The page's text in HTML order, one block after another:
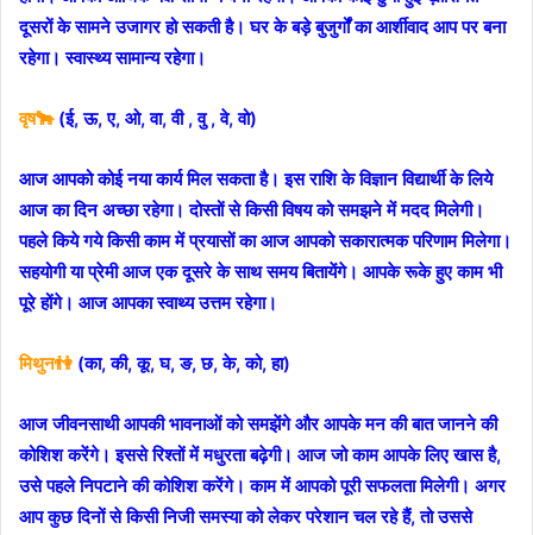
दूसरों के सामने उजागर हो सकती है। घर के बड़े बुजुर्गों का आर्शीवाद आप पर बना
रहेगा। स्वास्थ्य सामान्य रहेगा।
वृष🐂(ई, ऊ, ए, ओ, वा, वी , वु , वे, वो)
आज आपको कोई नया कार्य मिल सकता है। इस राशि के विज्ञान विद्यार्थी के लिये
आज का दिन अच्छा रहेगा। दोस्तों से किसी विषय को समझने में मदद मिलेगी।
पहले किये गये किसी काम में प्रयासों का आज आपको सकारात्मक परिणाम मिलेगा।
सहयोगी या प्रेमी आज एक दूसरे के साथ समय बितायेंगे। आपके रूके हुए काम भी
पूरे होंगे। आज आपका स्वाथ्य उत्तम रहेगा।
मिथुन👫 (का, की, कू, घ, ङ, छ, के, को, हा)
आज जीवनसाथी आपकी भावनाओं को समझेंगे और आपके मन की बात जानने की
कोशिश करेंगे। इससे रिश्तों में मधुरता बढ़ेगी। आज जो काम आपके लिए खास है,
उसे पहले निपटाने की कोशिश करेंगे। काम में आपको पूरी सफलता मिलेगी। अगर
आप कुछ दिनों से किसी निजी समस्या को लेकर परेशान चल रहे हैं, तो उससे